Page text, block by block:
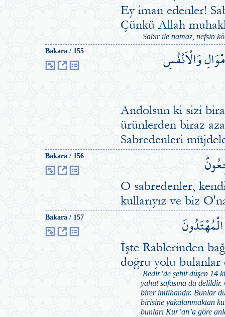
Ey iman edenler!
Çünkü Allah
Sabır ile namaz, nefsin
Bakara / 155 وَالْاَنْفُسِ
Andolsun ki sizi
ürünlerden biraz
Sabredenleri
Bakara / 156
O sabredenler,
kullarıyız ve biz
Bakara / 157
İşte Rablerinden
doğru yolu bulanlar
Bedir’de şehit düşen 14
yahut safasına da
birer imtihandır. Bunlar
birisine yakalanmaktan
bunları Kur’an’a göre